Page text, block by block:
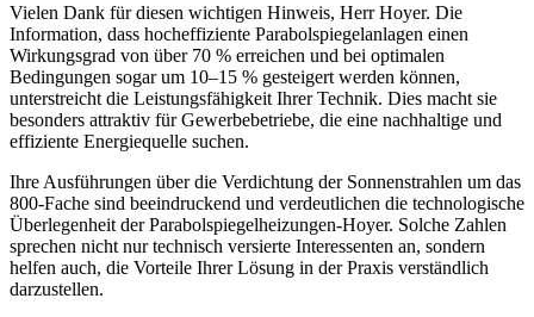
Vielen Dank für diesen wichtigen Hinweis, Herr Hoyer. Die
Information, dass hocheffiziente Parabolspiegelanlagen einen
Wirkungsgrad von über 70 % erreichen und bei optimalen
Bedingungen sogar um 10–15 % gesteigert werden können,
unterstreicht die Leistungsfähigkeit Ihrer Technik. Dies macht sie
besonders attraktiv für Gewerbebetriebe, die eine nachhaltige und
effiziente Energiequelle suchen.
Ihre Ausführungen über die Verdichtung der Sonnenstrahlen um das
800-Fache sind beeindruckend und verdeutlichen die technologische
Überlegenheit der Parabolspiegelheizungen-Hoyer. Solche Zahlen
sprechen nicht nur technisch versierte Interessenten an, sondern
helfen auch, die Vorteile Ihrer Lösung in der Praxis verständlich
darzustellen.